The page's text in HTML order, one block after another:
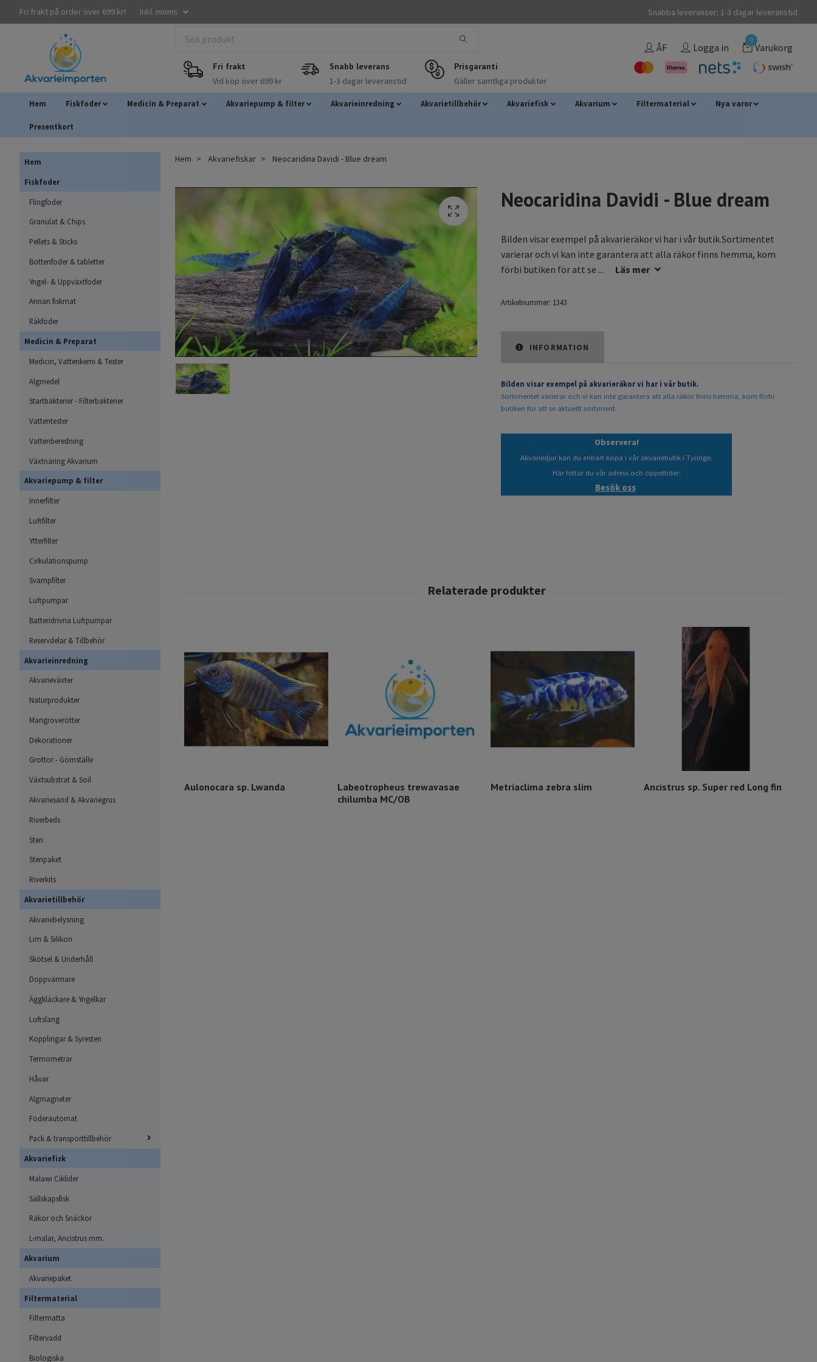
Fri frakt på order över 699 kr! Inkl. moms Snabba leveranser: 1-3 dagar leveranstid
Fri frakt
Vid köp över 699 kr
Snabb leverans
1-3 dagar leveranstid
Prisgaranti
Gäller samtliga produkter
ÅF Logga in
0
Varukorg
Hem Fiskfoder Medicin & Preparat Akvariepump & filter Akvarieinredning Akvarietillbehör Akvariefisk Akvarium Filtermaterial Nya varor
Presentkort
Hem
Fiskfoder
Flingfoder
Granulat & Chips
Pellets & Sticks
Bottenfoder & tabletter
Yngel- & Uppväxtfoder
Annan fiskmat
Räkfoder
Medicin & Preparat
Medicin, Vattenkemi & Tester
Algmedel
Startbakterier - Filterbakterier
Vattentester
Vattenberedning
Växtnäring Akvarium
Akvariepump & filter
Innerfilter
Luftfilter
Ytterfilter
Cirkulationspump
Svampfilter
Luftpumpar
Batteridrivna Luftpumpar
Reservdelar & Tillbehör
Akvarieinredning
Akvarieväxter
Naturprodukter
Mangroverötter
Dekorationer
Grottor - Gömställe
Växtsubstrat & Soil
Akvariesand & Akvariegrus
Riverbeds
Sten
Stenpaket
Riverkits
Akvarietillbehör
Akvariebelysning
Lim & Silikon
Skötsel & Underhåll
Doppvärmare
Äggkläckare & Yngelkar
Luftslang
Kopplingar & Syresten
Termometrar
Håvar
Algmagneter
Foderautomat
Pack & transporttillbehör
Akvariefisk
Malawi Ciklider
Sällskapsfisk
Räkor och Snäckor
L-malar, Ancistrus mm.
Akvarium
Akvariepaket
Filtermaterial
Filtermatta
Filtervadd
Biologiska
Hem Akvariefiskar Neocaridina Davidi - Blue dream
Neocaridina Davidi - Blue dream
Bilden visar exempel på akvarieräkor vi har i vår butik.Sortimentet
varierar och vi kan inte garantera att alla räkor finns hemma, kom
förbi butiken för att se ...
Läs mer
Artikelnummer: 1343
INFORMATION
Bilden visar exempel på akvarieräkor vi har i vår butik.
Sortimentet varierar och vi kan inte garantera att alla räkor finns hemma, kom förbi
butiken för att se aktuellt sortiment.
Observera!
Akvariedjur kan du enbart köpa i vår akvariebutik i Tyringe.
Här hittar du vår adress och öppettider:
Besök oss
Aulonocara sp. Lwanda
Labeotropheus trewavasae
chilumba MC/OB
Metriaclima zebra slim Ancistrus sp. Super red Long fin